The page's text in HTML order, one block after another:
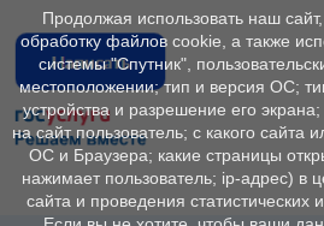
Продолжая использовать наш
обработку файлов cookie, а также
системы "Спутник",
местоположении; тип и версия ОС;
устройства и разрешение его
на сайт пользователь; с какого сайта
ОС и Браузера; какие страницы
нажимает пользователь; ip-адрес) в
сайта и проведения статистических